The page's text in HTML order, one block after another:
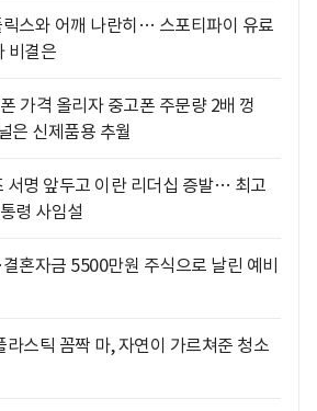
스와 어깨 나란히… 스포티파이 유료
비결은
가격 올리자 중고폰 주문량 2배 껑
은 신제품용 추월
서명 앞두고 이란 리더십 증발… 최고
령 사임설
혼자금 5500만원 주식으로 날린 예비
라스틱 꼼짝 마, 자연이 가르쳐준 청소